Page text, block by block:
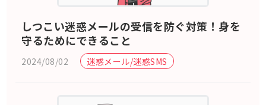
しつこい迷惑メールの受信を防ぐ対策！身を
守るためにできること
2024/08/02 迷惑メール/迷惑SMS